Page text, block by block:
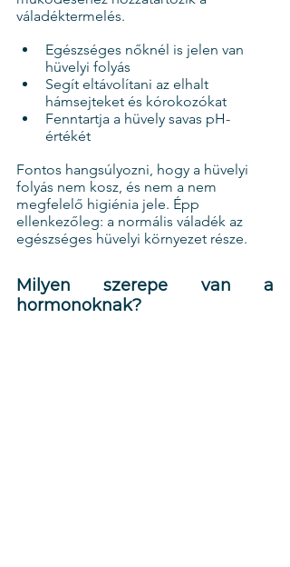
váladéktermelés.
Egészséges nőknél is jelen van
hüvelyi folyás
Segít eltávolítani az elhalt
hámsejteket és kórokozókat
Fenntartja a hüvely savas pH-
értékét
Fontos hangsúlyozni, hogy a hüvelyi
folyás nem kosz, és nem a nem
megfelelő higiénia jele. Épp
ellenkezőleg: a normális váladék az
egészséges hüvelyi környezet része.
Milyen szerepe van a
hormonoknak?